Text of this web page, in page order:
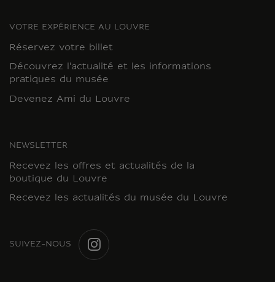
VOTRE EXPÉRIENCE AU LOUVRE
Réservez votre billet
Découvrez l'actualité et les informations
pratiques du musée
Devenez Ami du Louvre
NEWSLETTER
Recevez les offres et actualités de la
boutique du Louvre
Recevez les actualités du musée du Louvre
SUIVEZ-NOUS